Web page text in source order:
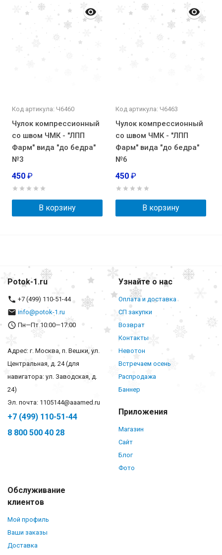
Код артикула: Ч6460
Чулок компрессионный
со швом ЧМК - "ЛПП
Фарм" вида "до бедра"
№3
450 ₽
В корзину
Код артикула: Ч6463
Чулок компрессионный
со швом ЧМК - "ЛПП
Фарм" вида "до бедра"
№6
450 ₽
В корзину
Potok-1.ru
+7 (499) 110-51-44
info@potok-1.ru
Пн—Пт 10:00—17:00
Адрес: г. Москва, п. Вешки, ул.
Центральная, д. 24 (для
навигатора: ул. Заводская, д.
24)
Эл. почта: 1105144@aaamed.ru
+7 (499) 110-51-44
8 800 500 40 28
Узнайте о нас
Оплата и доставка
СП закупки
Возврат
Контакты
Невотон
Встречаем осень
Распродажа
Баннер
Приложения
Магазин
Сайт
Блог
Фото
Обслуживание
клиентов
Мой профиль
Ваши заказы
Доставка